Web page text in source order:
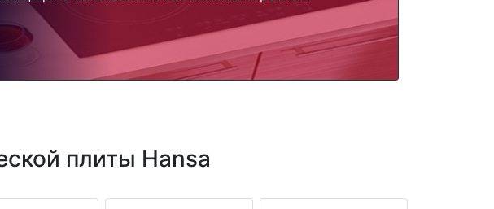
плиты Hansa